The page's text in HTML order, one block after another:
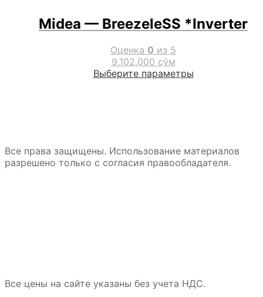
странице
товара.
Midea — BreezeleSS *Inverter
Оценка 0 из 5
9.102.000 сўм
Выберите параметрыЭтот
выбрать
на
Все права защищены. Использование материалов
разрешено только с согласия правообладателя.
Все цены на сайте указаны без учета НДС.